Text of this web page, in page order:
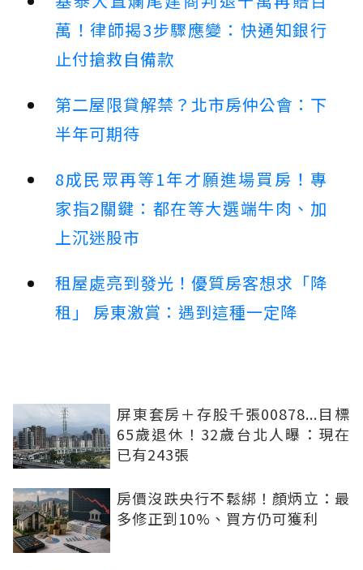
萬！律師揭3步驟應變：快通知銀行
止付搶救自備款
第二屋限貸解禁？北市房仲公會：下
半年可期待
8成民眾再等1年才願進場買房！專
家指2關鍵：都在等大選端牛肉、加
上沉迷股市
租屋處亮到發光！優質房客想求「降
租」 房東激賞：遇到這種一定降
屏東套房＋存股千張00878...目標
65歲退休！32歲台北人曝：現在
已有243張
房價沒跌央行不鬆綁！顏炳立：最
多修正到10%、買方仍可獲利